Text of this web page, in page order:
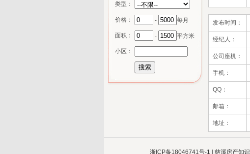
类型：
价格： - 每月
面积： - 平方米
小区：
发布时间：
经纪人：
公司座机：
手机：
QQ：
邮箱：
地址：
浙ICP备18046741号-1 慈溪房产知识